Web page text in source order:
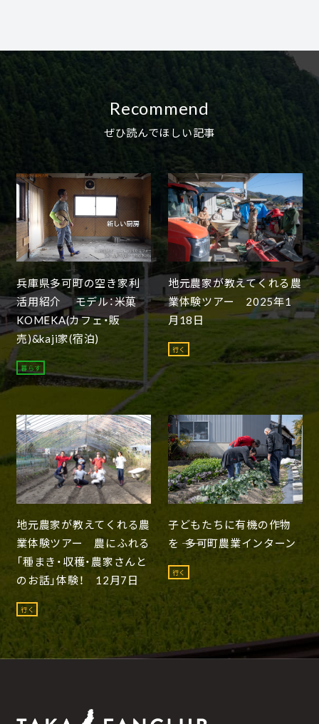
Recommend
ぜひ読んでほしい記事
兵庫県多可町の空き家利
活用紹介 モデル：米菓
KOMEKA(カフェ・販
売)&kaji家(宿泊)
暮らす
地元農家が教えてくれる農
業体験ツアー 2025年1
月18日
行く
地元農家が教えてくれる農
業体験ツアー 農にふれる
「種まき・収穫・農家さんと
のお話」体験！ 12月7日
行く
子どもたちに有機の作物
を ―― 多可町農業インターン
行く